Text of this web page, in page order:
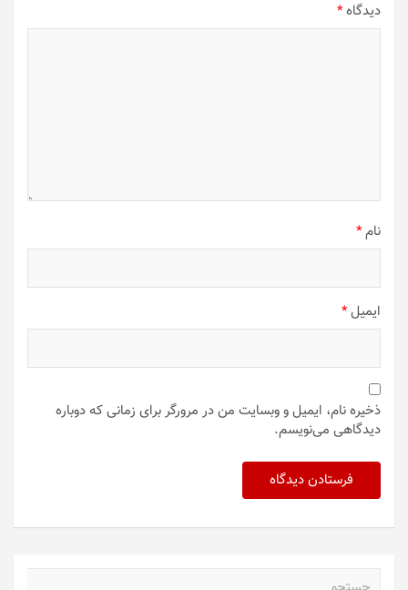
دیدگاه*
نام*
ایمیل*
ذخیره نام، ایمیل و وبسایت من در مرورگر برای زمانی که دوباره
دیدگاهی می‌نویسم.